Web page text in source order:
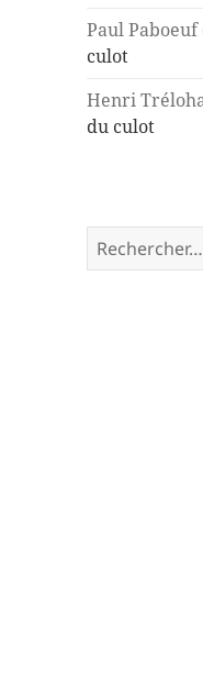
Paul Paboeuf
culot
Henri
du culot
Rechercher :